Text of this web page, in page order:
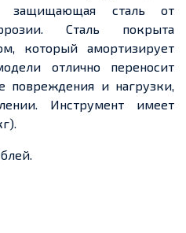
защищающая сталь от
Сталь покрыта
который амортизирует
отлично переносит
повреждения и нагрузки,
Инструмент имеет